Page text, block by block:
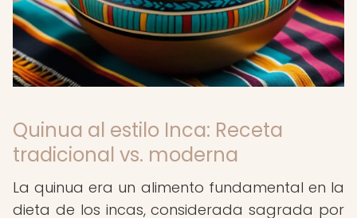
Quinua al estilo Inca: Receta
tradicional vs. moderna
La quinua era un alimento fundamental en la
dieta de los incas, considerada sagrada por